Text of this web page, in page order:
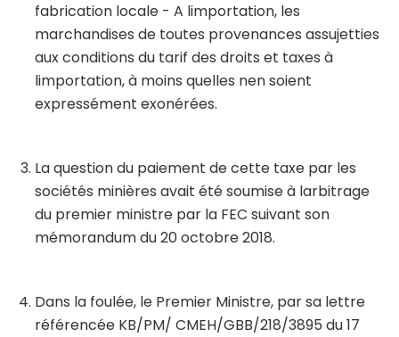
fabrication locale - A limportation, les
marchandises de toutes provenances assujetties
aux conditions du tarif des droits et taxes à
limportation, à moins quelles nen soient
expressément exonérées.
La question du paiement de cette taxe par les
sociétés minières avait été soumise à larbitrage
du premier ministre par la FEC suivant son
mémorandum du 20 octobre 2018.
Dans la foulée, le Premier Ministre, par sa lettre
référencée KB/PM/ CMEH/GBB/218/3895 du 17